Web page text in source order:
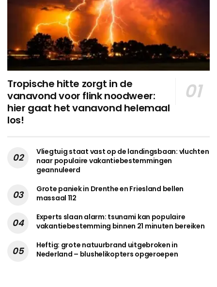
Tropische hitte zorgt in de
vanavond voor flink noodweer:
hier gaat het vanavond helemaal
los!
Vliegtuig staat vast op de landingsbaan: vluchten
naar populaire vakantiebestemmingen
geannuleerd
Grote paniek in Drenthe en Friesland bellen
massaal 112
Experts slaan alarm: tsunami kan populaire
vakantiebestemming binnen 21 minuten bereiken
Heftig: grote natuurbrand uitgebroken in
Nederland – blushelikopters opgeroepen